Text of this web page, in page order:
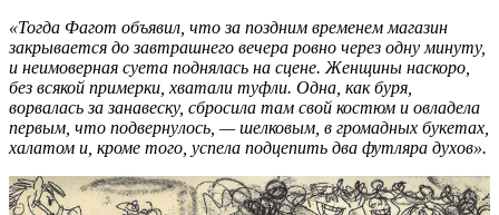
«Тогда Фагот объявил, что за поздним временем магазин
закрывается до завтрашнего вечера ровно через одну минуту,
и неимоверная суета поднялась на сцене. Женщины наскоро,
без всякой примерки, хватали туфли. Одна, как буря,
ворвалась за занавеску, сбросила там свой костюм и овладела
первым, что подвернулось, — шелковым, в громадных букетах,
халатом и, кроме того, успела подцепить два футляра духов».